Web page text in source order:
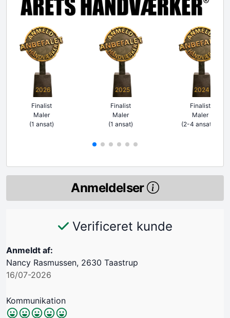
2026
Finalist
Maler
(1 ansat)
2025
Finalist
Maler
(1 ansat)
2024
Finalist
Maler
(2-4 ansatte)
Anmeldelser
Verificeret kunde
Anmeldt af:
Nancy Rasmussen, 2630 Taastrup
16/07-2026
Kommunikation